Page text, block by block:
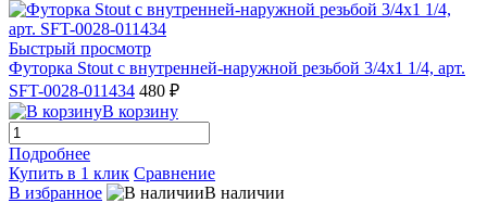
Быстрый просмотр
Футорка Stout с внутренней-наружной резьбой 3/4х1 1/4, арт.
SFT-0028-011434 480 ₽
В корзину
Подробнее
Купить в 1 клик Сравнение
В избранное
В наличии